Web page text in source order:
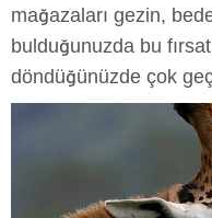
mağazaları gezin,
bulduğunuzda bu
döndüğünüzde çok